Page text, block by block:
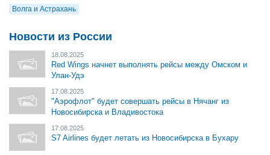
Волга и Астрахань
Новости из России
18.08.2025
Red Wings начнет выполнять рейсы между Омском и
Улан-Удэ
17.08.2025
"Аэрофлот" будет совершать рейсы в Нячанг из
Новосибирска и Владивостока
17.08.2025
S7 Airlines будет летать из Новосибирска в Бухару